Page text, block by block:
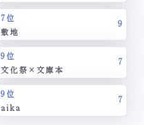
7位
敷地
9
9位
文化祭×文庫本
7
9位
aika
7